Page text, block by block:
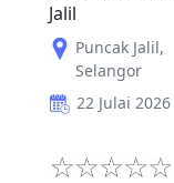
Jalil
Puncak Jalil,
Selangor
22 Julai 2026